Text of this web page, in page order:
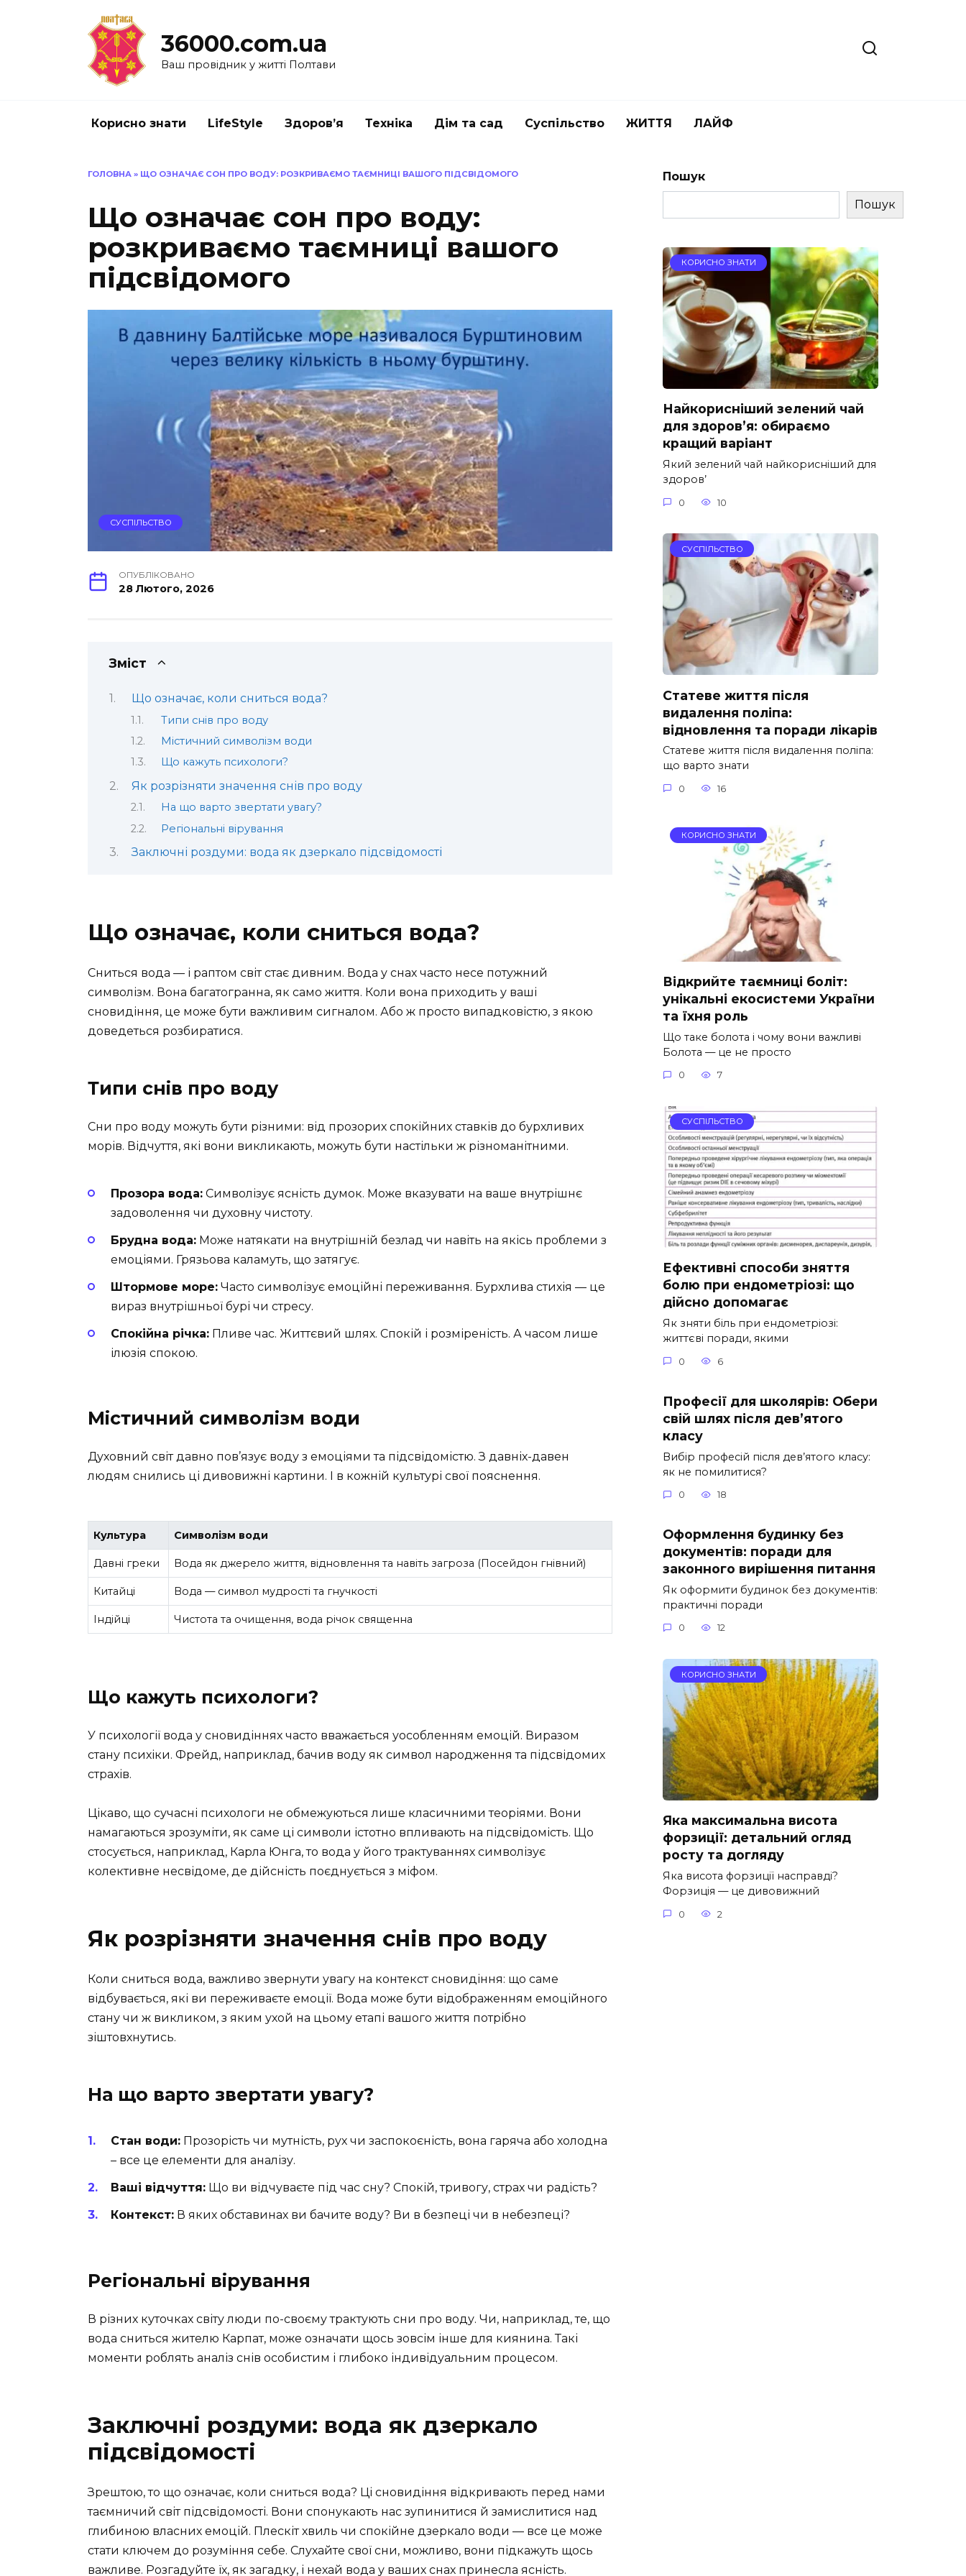
36000.com.ua
Ваш провідник у житті Полтави
Корисно знати LifeStyle Здоров’я Техніка Дім та сад Суспільство ЖИТТЯ ЛАЙФ
ГОЛОВНА » ЩО ОЗНАЧАЄ СОН ПРО ВОДУ: РОЗКРИВАЄМО ТАЄМНИЦІ ВАШОГО ПІДСВІДОМОГО
Що означає сон про воду:
розкриваємо таємниці вашого
підсвідомого
СУСПІЛЬСТВО
ОПУБЛІКОВАНО
28 Лютого, 2026
Зміст
Що означає, коли сниться вода?
Типи снів про воду
Містичний символізм води
Що кажуть психологи?
Як розрізняти значення снів про воду
На що варто звертати увагу?
Регіональні вірування
Заключні роздуми: вода як дзеркало підсвідомості
Що означає, коли сниться вода?
Сниться вода — і раптом світ стає дивним. Вода у снах часто несе потужний
символізм. Вона багатогранна, як само життя. Коли вона приходить у ваші
сновидіння, це може бути важливим сигналом. Або ж просто випадковістю, з якою
доведеться розбиратися.
Типи снів про воду
Сни про воду можуть бути різними: від прозорих спокійних ставків до бурхливих
морів. Відчуття, які вони викликають, можуть бути настільки ж різноманітними.
Прозора вода: Символізує ясність думок. Може вказувати на ваше внутрішнє
задоволення чи духовну чистоту.
Брудна вода: Може натякати на внутрішній безлад чи навіть на якісь проблеми з
емоціями. Грязьова каламуть, що затягує.
Штормове море: Часто символізує емоційні переживання. Бурхлива стихія — це
вираз внутрішньої бурі чи стресу.
Спокійна річка: Пливе час. Життєвий шлях. Спокій і розміреність. А часом лише
ілюзія спокою.
Містичний символізм води
Духовний світ давно пов’язує воду з емоціями та підсвідомістю. З давніх-давен
людям снились ці дивовижні картини. І в кожній культурі свої пояснення.
Культура Символізм води
Давні греки Вода як джерело життя, відновлення та навіть загроза (Посейдон гнівний)
Китайці Вода — символ мудрості та гнучкості
Індійці Чистота та очищення, вода річок священна
Що кажуть психологи?
У психології вода у сновидіннях часто вважається уособленням емоцій. Виразом
стану психіки. Фрейд, наприклад, бачив воду як символ народження та підсвідомих
страхів.
Цікаво, що сучасні психологи не обмежуються лише класичними теоріями. Вони
намагаються зрозуміти, як саме ці символи істотно впливають на підсвідомість. Що
стосується, наприклад, Карла Юнга, то вода у його трактуваннях символізує
колективне несвідоме, де дійсність поєднується з міфом.
Як розрізняти значення снів про воду
Коли сниться вода, важливо звернути увагу на контекст сновидіння: що саме
відбувається, які ви переживаєте емоції. Вода може бути відображенням емоційного
стану чи ж викликом, з яким ухой на цьому етапі вашого життя потрібно
зіштовхнутись.
На що варто звертати увагу?
Стан води: Прозорість чи мутність, рух чи заспокоєність, вона гаряча або холодна
– все це елементи для аналізу.
Ваші відчуття: Що ви відчуваєте під час сну? Спокій, тривогу, страх чи радість?
Контекст: В яких обставинах ви бачите воду? Ви в безпеці чи в небезпеці?
Регіональні вірування
В різних куточках світу люди по-своєму трактують сни про воду. Чи, наприклад, те, що
вода сниться жителю Карпат, може означати щось зовсім інше для киянина. Такі
моменти роблять аналіз снів особистим і глибоко індивідуальним процесом.
Заключні роздуми: вода як дзеркало
підсвідомості
Зрештою, то що означає, коли сниться вода? Ці сновидіння відкривають перед нами
таємничий світ підсвідомості. Вони спонукають нас зупинитися й замислитися над
глибиною власних емоцій. Плескіт хвиль чи спокійне дзеркало води — все це може
стати ключем до розуміння себе. Слухайте свої сни, можливо, вони підкажуть щось
важливе. Розгадуйте їх, як загадку, і нехай вода у ваших снах принесла ясність.
Пошук
Пошук
КОРИСНО ЗНАТИ
Найкорисніший зелений чай
для здоров’я: обираємо
кращий варіант
Який зелений чай найкорисніший для
здоров’
0 10
СУСПІЛЬСТВО
Статеве життя після
видалення поліпа:
відновлення та поради лікарів
Статеве життя після видалення поліпа:
що варто знати
0 16
КОРИСНО ЗНАТИ
Відкрийте таємниці боліт:
унікальні екосистеми України
та їхня роль
Що таке болота і чому вони важливі
Болота — це не просто
0 7
СУСПІЛЬСТВО
Ефективні способи зняття
болю при ендометріозі: що
дійсно допомагає
Як зняти біль при ендометріозі:
життєві поради, якими
0 6
Професії для школярів: Обери
свій шлях після дев’ятого
класу
Вибір професій після дев’ятого класу:
як не помилитися?
0 18
Оформлення будинку без
документів: поради для
законного вирішення питання
Як оформити будинок без документів:
практичні поради
0 12
КОРИСНО ЗНАТИ
Яка максимальна висота
форзиції: детальний огляд
росту та догляду
Яка висота форзиції насправді?
Форзиція — це дивовижний
0 2